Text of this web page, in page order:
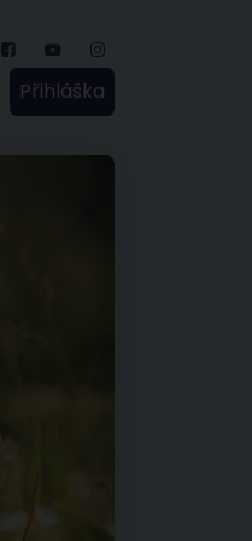
Přihláška